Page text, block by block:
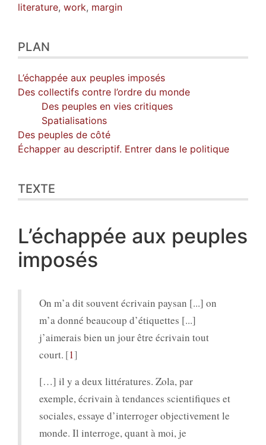
literature, work, margin
PLAN
L’échappée aux peuples imposés
Des collectifs contre l’ordre du monde
Des peuples en vies critiques
Spatialisations
Des peuples de côté
Échapper au descriptif. Entrer dans le politique
TEXTE
L’échappée aux peuples
imposés
On m’a dit souvent écrivain paysan [...] on
m’a donné beaucoup d’étiquettes [...]
j’aimerais bien un jour être écrivain tout
court. 1
[…] il y a deux littératures. Zola, par
exemple, écrivain à tendances scientifiques et
sociales, essaye d’interroger objectivement le
monde. Il interroge, quant à moi, je